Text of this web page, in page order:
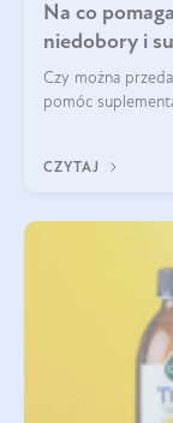
Na co
niedobory i
Czy można
pomóc
robić?
CZYTAJ